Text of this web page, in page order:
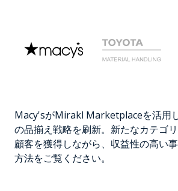
Macy'sがMirakl Marketplaceを活用
の品揃え戦略を刷新。新たなカテゴ
顧客を獲得しながら、収益性の高い
方法をご覧ください。